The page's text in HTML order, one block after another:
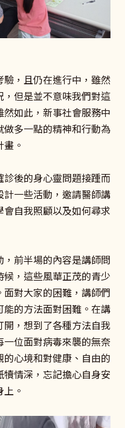
，且仍在進行中，雖然
但是並不意味我們對這
如此，新事社會服務中
多一點的精神和行動為
。
後的身心靈問題接踵而
一些活動，邀請醫師講
自我照顧以及如何尋求
前半場的內容是講師問
，這些風華正茂的青少
對大家的困難，講師們
的方法面對困難。在講
，想到了各種方法自我
位面對病毒來襲的無奈
心境和對健康、自由的
情深，忘記擔心自身安
。